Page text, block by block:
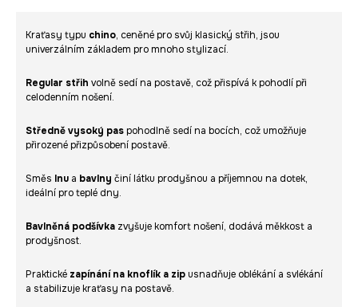
Kraťasy typu chino, ceněné pro svůj klasický střih, jsou
univerzálním základem pro mnoho stylizací.
Regular střih volně sedí na postavě, což přispívá k pohodlí při
celodenním nošení.
Středně vysoký pas pohodlně sedí na bocích, což umožňuje
přirozené přizpůsobení postavě.
Směs lnu a bavlny činí látku prodyšnou a příjemnou na dotek,
ideální pro teplé dny.
Bavlněná podšívka zvyšuje komfort nošení, dodává měkkost a
prodyšnost.
Praktické zapínání na knoflík a zip usnadňuje oblékání a svlékání
a stabilizuje kraťasy na postavě.